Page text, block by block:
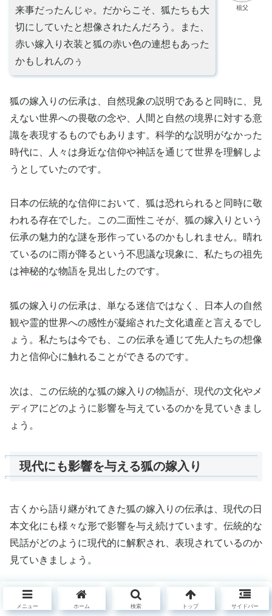
祖父
来事だったんじゃ。だからこそ、狐たちも大
切にしていたと想像されたんだろう。また、
赤い嫁入り衣装と狐の赤い色の連想もあった
かもしれんのぅ
狐の嫁入りの伝承は、自然現象の説明であると同時に、見
えない世界への畏敬の念や、人間と自然の境界に対する意
識を表現するものでもあります。科学的な説明がなかった
時代に、人々は身近な信仰や神話を通じて世界を理解しよ
うとしていたのです。
日本の伝統的な信仰において、狐は恐れられると同時に敬
われる存在でした。この二面性こそが、狐の嫁入りという
伝承の魅力的な謎を形作っているのかもしれません。晴れ
ているのに雨が降るという不思議な現象に、私たちの祖先
は神秘的な物語を見出したのです。
狐の嫁入りの伝承は、単なる迷信ではなく、日本人の自然
観や霊的世界への感性が凝縮された文化遺産と言えるでし
ょう。私たちは今でも、この伝承を通じて先人たちの想像
力と信仰心に触れることができるのです。
次は、この伝統的な狐の嫁入りの物語が、現代の文化やメ
ディアにどのように影響を与えているのかを見ていきまし
ょう。
現代にも影響を与える狐の嫁入り
古くから語り継がれてきた狐の嫁入りの伝承は、現代の日
本文化にも様々な形で影響を与え続けています。伝統的な
民話がどのように現代的に解釈され、表現されているのか
見ていきましょう。
現代文化における狐の嫁入り
メニュー ホーム 検索 トップ サイドバー